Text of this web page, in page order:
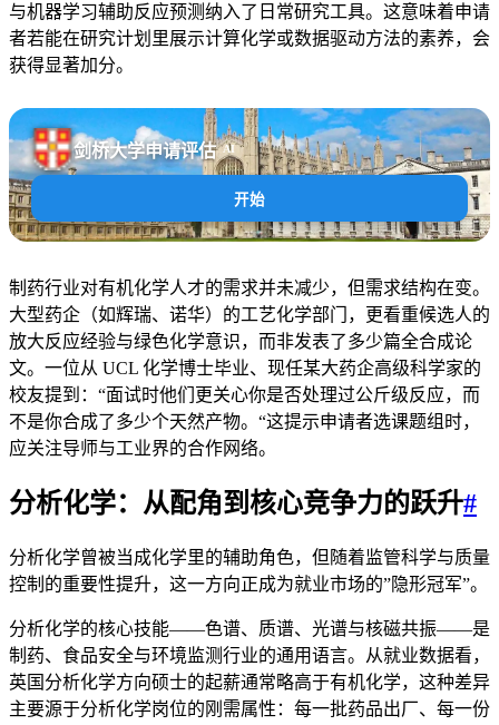
与机器学习辅助反应预测纳入了日常研究工具。这意味着申请
者若能在研究计划里展示计算化学或数据驱动方法的素养，会
获得显著加分。
剑桥大学申请评估 AI
开始
制药行业对有机化学人才的需求并未减少，但需求结构在变。
大型药企（如辉瑞、诺华）的工艺化学部门，更看重候选人的
放大反应经验与绿色化学意识，而非发表了多少篇全合成论
文。一位从 UCL 化学博士毕业、现任某大药企高级科学家的
校友提到：“面试时他们更关心你是否处理过公斤级反应，而
不是你合成了多少个天然产物。“这提示申请者选课题组时，
应关注导师与工业界的合作网络。
分析化学：从配角到核心竞争力的跃升#
分析化学曾被当成化学里的辅助角色，但随着监管科学与质量
控制的重要性提升，这一方向正成为就业市场的”隐形冠军”。
分析化学的核心技能——色谱、质谱、光谱与核磁共振——是
制药、食品安全与环境监测行业的通用语言。从就业数据看，
英国分析化学方向硕士的起薪通常略高于有机化学，这种差异
主要源于分析化学岗位的刚需属性：每一批药品出厂、每一份